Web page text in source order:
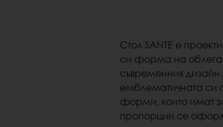
Стол SANTE е
си форма на
съвременния
емблематичната си
форми, които имат
пропорции се